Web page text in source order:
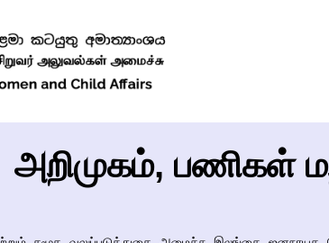
அறிமுகம், பணிகள்